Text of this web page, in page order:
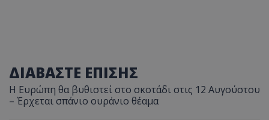
ΔΙΑΒΑΣΤΕ ΕΠΙΣΗΣ
Η Ευρώπη θα βυθιστεί στο σκοτάδι στις 12 Αυγούστου
– Έρχεται σπάνιο ουράνιο θέαμα